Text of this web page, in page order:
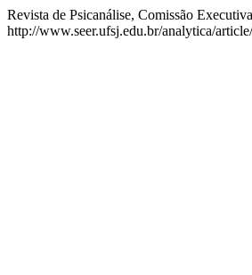
Revista de Psicanálise, Comissão
http://www.seer.ufsj.edu.br/analytica/